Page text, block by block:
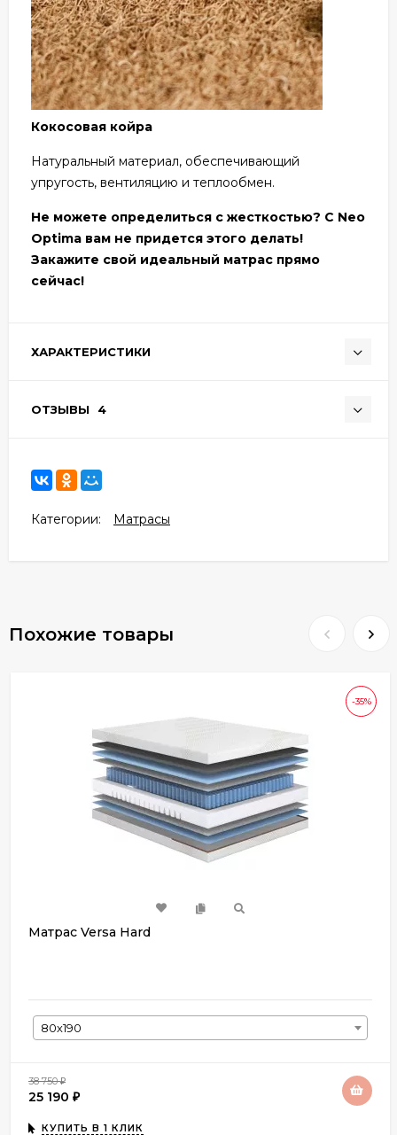
Кокосовая койра
Натуральный материал, обеспечивающий
упругость, вентиляцию и теплообмен.
Не можете определиться с жесткостью? С Neo
Optima вам не придется этого делать!
Закажите свой идеальный матрас прямо
сейчас!
ХАРАКТЕРИСТИКИ
ОТЗЫВЫ 4
Категории: Матрасы
Похожие товары
-35%
Матрас Versa Hard
80х190
38 750₽
25 190 ₽
КУПИТЬ В 1 КЛИК